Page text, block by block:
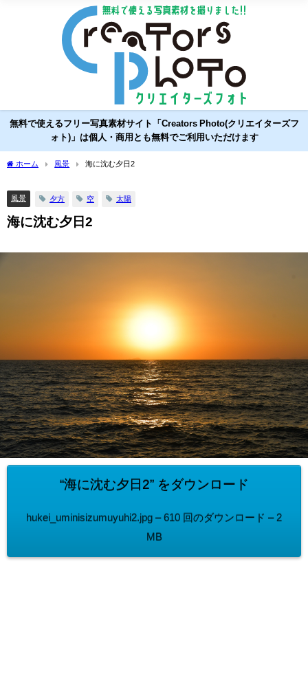
無料で使えるフリー写真素材サイト「Creators Photo(クリエイターズフ
ォト)」は個人・商用とも無料でご利用いただけます
ホーム 風景 海に沈む夕日2
風景 夕方 空 太陽
海に沈む夕日2
“海に沈む夕日2” をダウンロード
hukei_uminisizumuyuhi2.jpg – 610 回のダウンロード – 2
MB